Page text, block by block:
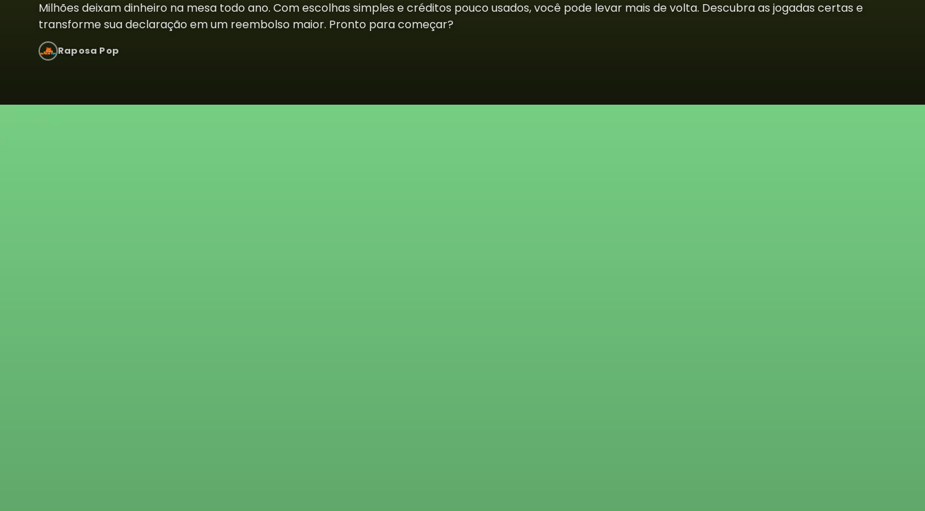
Milhões deixam dinheiro na mesa todo ano. Com escolhas simples e créditos pouco usados, você pode levar mais de volta. Descubra as jogadas certas e
transforme sua declaração em um reembolso maior. Pronto para começar?
Raposa Pop